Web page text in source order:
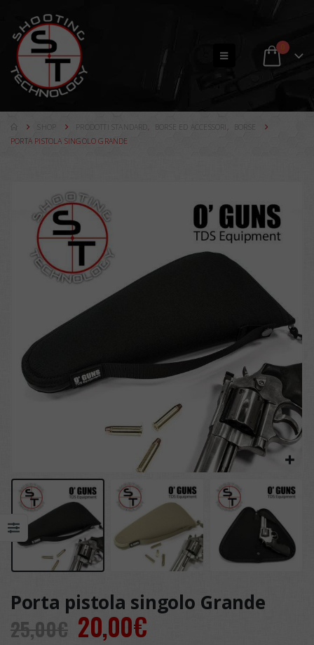
0
PRODOTTI STANDARD , BORSE ED ACCESSORI ,
BORSE
PORTA PISTOLA SINGOLO GRANDE
Porta pistola singolo Grande
25,00€ Il
20,00€Il